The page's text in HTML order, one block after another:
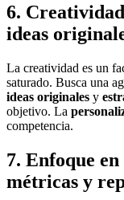
6.
ideas
La creatividad es un
saturado. Busca una
ideas originales y
objetivo. La
competencia.
7. Enfoque
métricas y